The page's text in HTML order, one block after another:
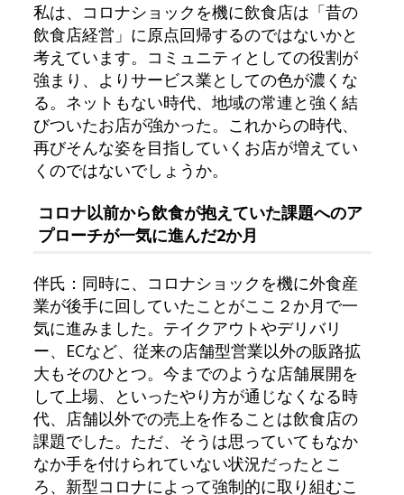
私は、コロナショックを機に飲食店は「昔の
飲食店経営」に原点回帰するのではないかと
考えています。コミュニティとしての役割が
強まり、よりサービス業としての色が濃くな
る。ネットもない時代、地域の常連と強く結
びついたお店が強かった。これからの時代、
再びそんな姿を目指していくお店が増えてい
くのではないでしょうか。
コロナ以前から飲食が抱えていた課題へのア
プローチが一気に進んだ2か月
伴氏：同時に、コロナショックを機に外食産
業が後手に回していたことがここ２か月で一
気に進みました。テイクアウトやデリバリ
ー、ECなど、従来の店舗型営業以外の販路拡
大もそのひとつ。今までのような店舗展開を
して上場、といったやり方が通じなくなる時
代、店舗以外での売上を作ることは飲食店の
課題でした。ただ、そうは思っていてもなか
なか手を付けられていない状況だったとこ
ろ、新型コロナによって強制的に取り組むこ